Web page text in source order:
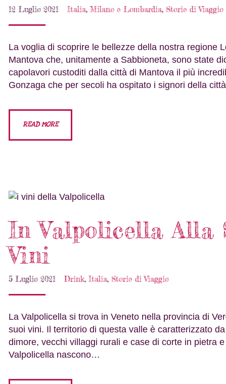
12 Luglio 2021 Italia, Milano e Lombardia, Storie di Viaggio
La voglia di scoprire le bellezze della nostra regione
Mantova che, unitamente a Sabbioneta, sono state
capolavori custoditi dalla città di Mantova il più
Gonzaga che per secoli ha ospitato i signori della
READ MORE
In Valpolicella Alla
Vini
5 Luglio 2021 Drink,Italia, Storie di Viaggio
La Valpolicella si trova in Veneto nella provincia di
suoi vini. Il territorio di questa valle è caratterizzato
dimore, vecchi villaggi rurali e case di corte in pietra
Valpolicella nascono…